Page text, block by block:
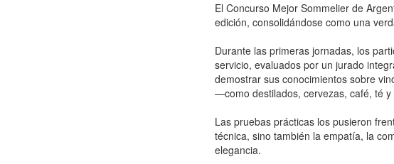
El Concurso Mejor Sommelier de
edición, consolidándose como una
Durante las primeras jornadas, los
servicio, evaluados por un jurado
demostrar sus conocimientos sobre
—como destilados, cervezas, café, té
Las pruebas prácticas los pusieron
técnica, sino también la empatía, la
elegancia.